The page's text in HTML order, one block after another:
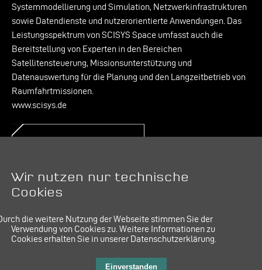
Systemmodellierung und Simulation, Netzwerkinfrastrukturen
sowie Datendienste und nutzerorientierte Anwendungen. Das
Leistungsspektrum von SCISYS Space umfasst auch die
Bereitstellung von Experten in den Bereichen
Satellitensteuerung, Missionsunterstützung und
Datenauswertung für die Planung und den Langzeitbetrieb von
Raumfahrtmissionen.
www.scisys.de
E-Mail:
IMPRESSUM
LINKEDIN
Wir nutzen nur technische
Cookies
die weitere Nutzung der Webseite stimmen Sie der
Verwendung von Cookies zu.Weitere Informationen zu
Cookies erhalten Sie in unserer Datenschutzerklärung.
Einverstanden